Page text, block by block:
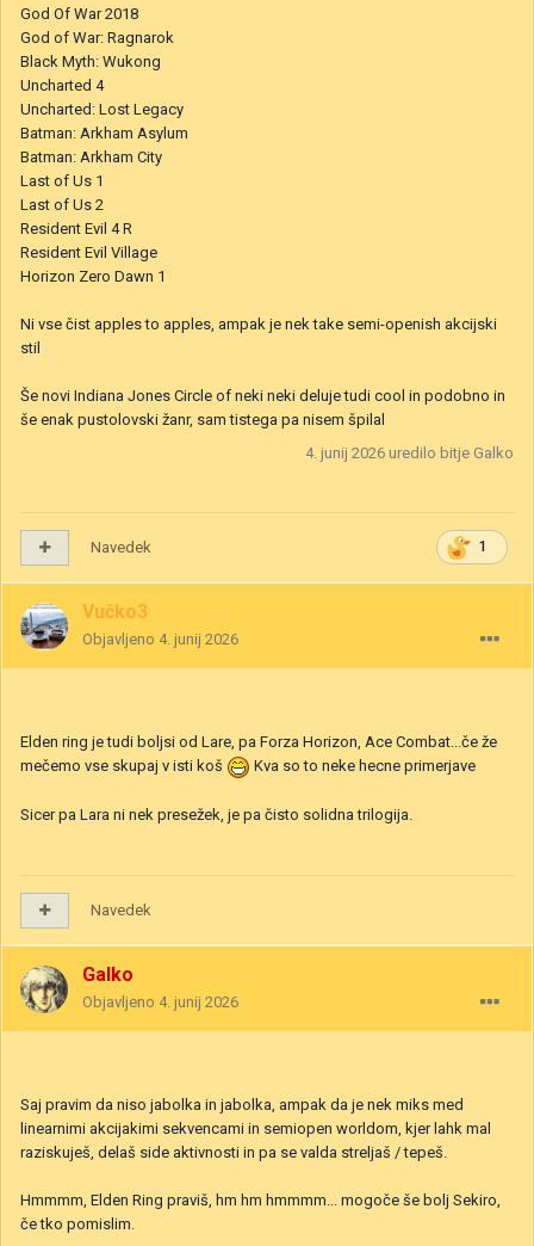
God Of War 2018
God of War: Ragnarok
Black Myth: Wukong
Uncharted 4
Uncharted: Lost Legacy
Batman: Arkham Asylum
Batman: Arkham City
Last of Us 1
Last of Us 2
Resident Evil 4 R
Resident Evil Village
Horizon Zero Dawn 1
Ni vse čist apples to apples, ampak je nek take semi-openish akcijski
stil
Še novi Indiana Jones Circle of neki neki deluje tudi cool in podobno in
še enak pustolovski žanr, sam tistega pa nisem špilal
4. junij 2026 uredilo bitje Galko
1
Navedek
Vučko3
Objavljeno 4. junij 2026
Elden ring je tudi boljsi od Lare, pa Forza Horizon, Ace Combat...če že
mečemo vse skupaj v isti koš
Kva so to neke hecne primerjave
Sicer pa Lara ni nek presežek, je pa čisto solidna trilogija.
Navedek
Galko
Objavljeno 4. junij 2026
Saj pravim da niso jabolka in jabolka, ampak da je nek miks med
linearnimi akcijakimi sekvencami in semiopen worldom, kjer lahk mal
raziskuješ, delaš side aktivnosti in pa se valda streljaš / tepeš.
Hmmmm, Elden Ring praviš, hm hm hmmmm... mogoče še bolj Sekiro,
če tko pomislim.